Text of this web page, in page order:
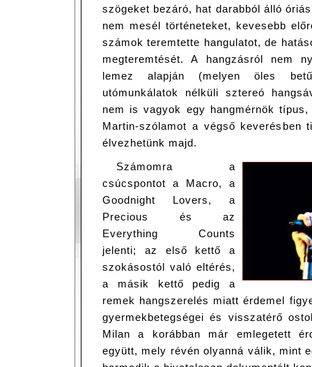
szögeket bezáró, hat darabból álló
nem mesél történeteket, kevesebb
számok teremtette hangulatot, de
megteremtését. A hangzásról nem
lemez alapján (melyen öles
utómunkálatok nélküli sztereó
nem is vagyok egy hangmérnök
Martin-szólamot a végső keverésben
élvezhetünk majd.
Számomra a
csúcspontot a Macro, a
Goodnight Lovers, a
Precious és az
Everything Counts
jelenti; az első kettő a
szokásostól való eltérés,
a másik kettő pedig a
remek hangszerelés miatt érdemel
gyermekbetegségei és visszatérő
Milan a korábban már emlegetett
együtt, mely révén olyanná válik, mint